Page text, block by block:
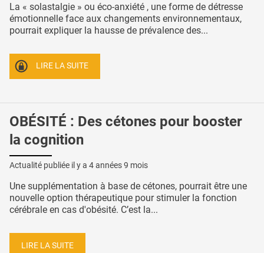
La « solastalgie » ou éco-anxiété , une forme de détresse
émotionnelle face aux changements environnementaux,
pourrait expliquer la hausse de prévalence des...
LIRE LA SUITE
OBÉSITÉ : Des cétones pour booster
la cognition
Actualité publiée il y a 4 années 9 mois
Une supplémentation à base de cétones, pourrait être une
nouvelle option thérapeutique pour stimuler la fonction
cérébrale en cas d'obésité. C’est la...
LIRE LA SUITE